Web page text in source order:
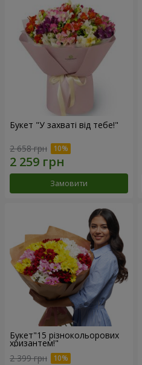
Букет "У захваті від тебе!"
2 658 грн
Замовити
Букет"15 різнокольорових
хризантем!"
2 399 грн